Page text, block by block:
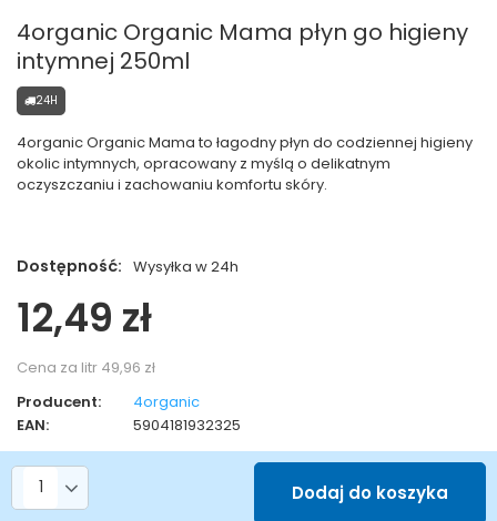
4organic Organic Mama płyn go higieny
intymnej 250ml
24H
4organic Organic Mama to łagodny płyn do codziennej higieny
okolic intymnych, opracowany z myślą o delikatnym
oczyszczaniu i zachowaniu komfortu skóry.
Dostępność: Wysyłka w 24h
12,49 zł
Cena za litr 49,96 zł
Producent:
4organic
EAN:
5904181932325
Liczba produktów
Dodaj do koszyka